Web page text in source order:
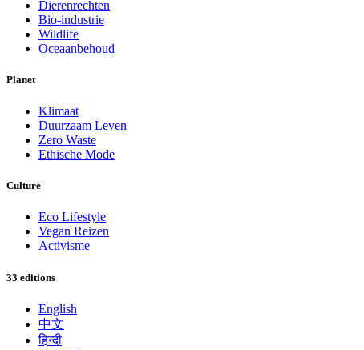
Dierenrechten
Bio-industrie
Wildlife
Oceaanbehoud
Planet
Klimaat
Duurzaam Leven
Zero Waste
Ethische Mode
Culture
Eco Lifestyle
Vegan Reizen
Activisme
33 editions
English
中文
हिन्दी